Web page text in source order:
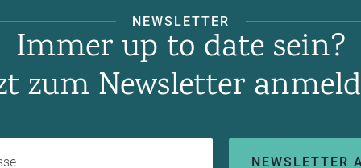
NEWSLETTER
Immer up to date sein?
zum Newsletter
Ihre E-Mail-Adresse
NEWSLETTER